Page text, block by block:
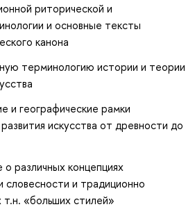
риторической и
и основные тексты
канона
терминологию истории и теории
и географические рамки
искусства от древности до
различных концепциях
словесности и традиционно
«больших стилей»